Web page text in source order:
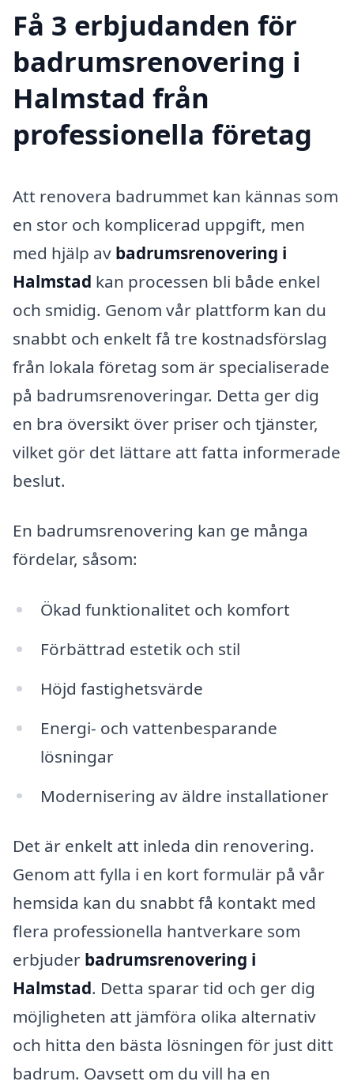
Få 3 erbjudanden för
badrumsrenovering i
Halmstad från
professionella företag
Att renovera badrummet kan kännas som
en stor och komplicerad uppgift, men
med hjälp av badrumsrenovering i
Halmstad kan processen bli både enkel
och smidig. Genom vår plattform kan du
snabbt och enkelt få tre kostnadsförslag
från lokala företag som är specialiserade
på badrumsrenoveringar. Detta ger dig
en bra översikt över priser och tjänster,
vilket gör det lättare att fatta informerade
beslut.
En badrumsrenovering kan ge många
fördelar, såsom:
Ökad funktionalitet och komfort
Förbättrad estetik och stil
Höjd fastighetsvärde
Energi- och vattenbesparande
lösningar
Modernisering av äldre installationer
Det är enkelt att inleda din renovering.
Genom att fylla i en kort formulär på vår
hemsida kan du snabbt få kontakt med
flera professionella hantverkare som
erbjuder badrumsrenovering i
Halmstad. Detta sparar tid och ger dig
möjligheten att jämföra olika alternativ
och hitta den bästa lösningen för just ditt
badrum. Oavsett om du vill ha en